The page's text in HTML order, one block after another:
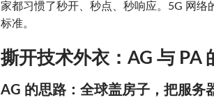
家都习惯了秒开、秒点、秒响应。5G 网络
标准。
撕开技术外衣：AG 与 PA
AG 的思路：全球盖房子，把服务